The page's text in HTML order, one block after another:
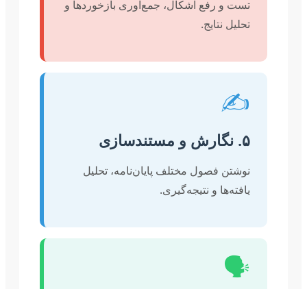
تست و رفع اشکال، جمع‌آوری بازخوردها و
تحلیل نتایج.
✍️
۵. نگارش و مستندسازی
نوشتن فصول مختلف پایان‌نامه، تحلیل
یافته‌ها و نتیجه‌گیری.
🗣️